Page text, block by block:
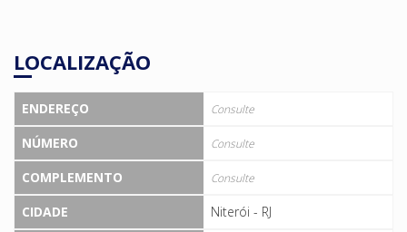
LOCALIZAÇÃO
ENDEREÇO Consulte
NÚMERO Consulte
COMPLEMENTO Consulte
CIDADE
Niterói - RJ